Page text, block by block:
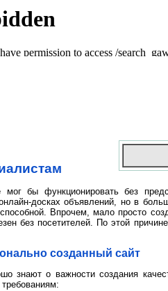
бы функционировать без
досках объявлений, но в
Впрочем, мало просто
без посетителей. По этой
созданный сайт
знают о важности создания